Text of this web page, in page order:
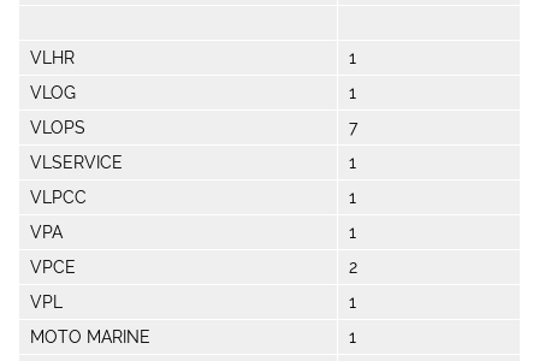
VLHR
1
VLOG
1
VLOPS
7
VLSERVICE
1
VLPCC
1
VPA
1
VPCE
2
VPL
1
MOTO MARINE
1